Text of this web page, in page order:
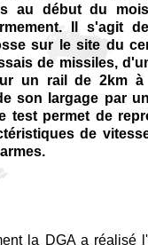
au début du
Il s'agit
sur le site du
de missiles,
un rail de 2km à
son largage par
test permet de
de
la DGA a réalisé